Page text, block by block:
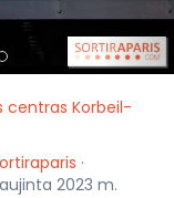
centras Korbeil-
·
2023 m.